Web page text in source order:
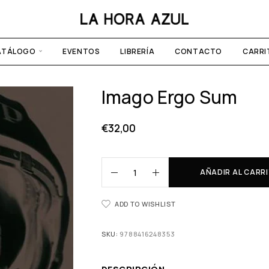
EVENTOS LIBRERÍA CONTACTO
Imago Ergo Sum
€32,00
AÑADIR AL
ADD TO WISHLIST
SKU: 9788416248353